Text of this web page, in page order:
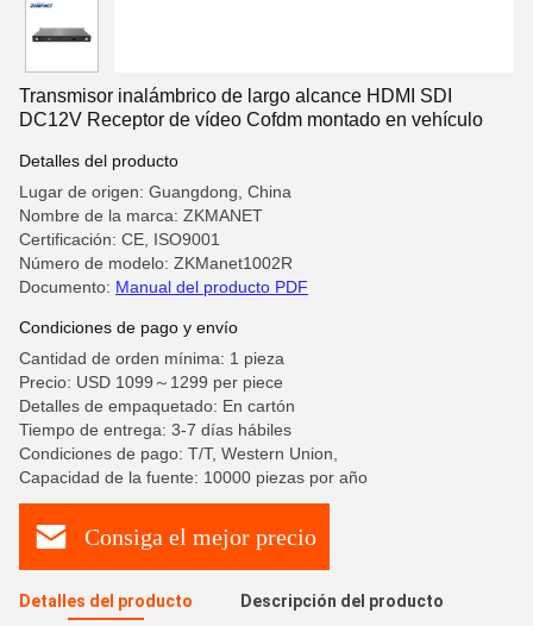
Transmisor inalámbrico de largo alcance HDMI SDI
DC12V Receptor de vídeo Cofdm montado en vehículo
Detalles del producto
Lugar de origen: Guangdong, China
Nombre de la marca: ZKMANET
Certificación: CE, ISO9001
Número de modelo: ZKManet1002R
Documento: Manual del producto PDF
Condiciones de pago y envío
Cantidad de orden mínima: 1 pieza
Precio: USD 1099～1299 per piece
Detalles de empaquetado: En cartón
Tiempo de entrega: 3-7 días hábiles
Condiciones de pago: T/T, Western Union,
Capacidad de la fuente: 10000 piezas por año
Consiga el mejor precio
Detalles del producto Descripción del producto